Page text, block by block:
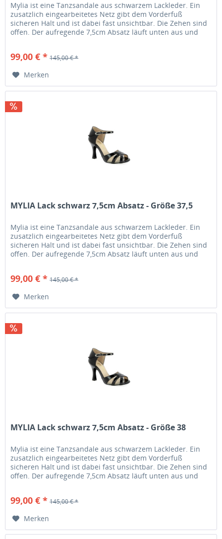
Mylia ist eine Tanzsandale aus schwarzem Lackleder. Ein
zusatzlich eingearbeitetes Netz gibt dem Vorderfuß
sicheren Halt und ist dabei fast unsichtbar. Die Zehen sind
offen. Der aufregende 7,5cm Absatz läuft unten aus und
99,00 € * 145,00 € *
Merken
MYLIA Lack schwarz 7,5cm Absatz - Größe 37,5
Mylia ist eine Tanzsandale aus schwarzem Lackleder. Ein
zusatzlich eingearbeitetes Netz gibt dem Vorderfuß
sicheren Halt und ist dabei fast unsichtbar. Die Zehen sind
offen. Der aufregende 7,5cm Absatz läuft unten aus und
99,00 € * 145,00 € *
Merken
MYLIA Lack schwarz 7,5cm Absatz - Größe 38
Mylia ist eine Tanzsandale aus schwarzem Lackleder. Ein
zusatzlich eingearbeitetes Netz gibt dem Vorderfuß
sicheren Halt und ist dabei fast unsichtbar. Die Zehen sind
offen. Der aufregende 7,5cm Absatz läuft unten aus und
99,00 € * 145,00 € *
Merken